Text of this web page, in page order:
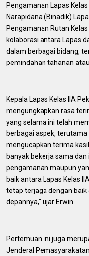
Pengamanan Lapas
Narapidana (Binadik)
Pengamanan Rutan
kolaborasi antara Lapas
dalam berbagai bidang,
pemindahan tahanan
Kepala Lapas Kelas IIA
mengungkapkan rasa
yang selama ini telah
berbagai aspek,
mengucapkan terima
banyak bekerja sama
pengamanan maupun
baik antara Lapas Kelas
tetap terjaga dengan baik
depannya," ujar Erwin.
Pertemuan ini juga
Jenderal